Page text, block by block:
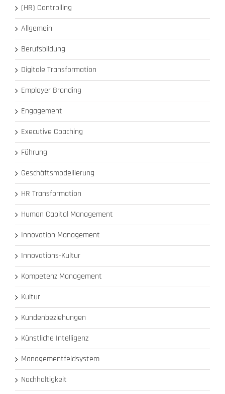
(HR) Controlling
Allgemein
Berufsbildung
Digitale Transformation
Employer Branding
Engagement
Executive Coaching
Führung
Geschäftsmodellierung
HR Transformation
Human Capital Management
Innovation Management
Innovations-Kultur
Kompetenz Management
Kultur
Kundenbeziehungen
Künstliche Intelligenz
Managementfeldsystem
Nachhaltigkeit